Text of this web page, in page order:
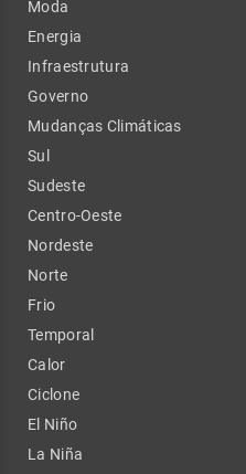
Moda
Energia
Infraestrutura
Governo
Mudanças Climáticas
Sul
Sudeste
Centro-Oeste
Nordeste
Norte
Frio
Temporal
Calor
Ciclone
El Niño
La Niña